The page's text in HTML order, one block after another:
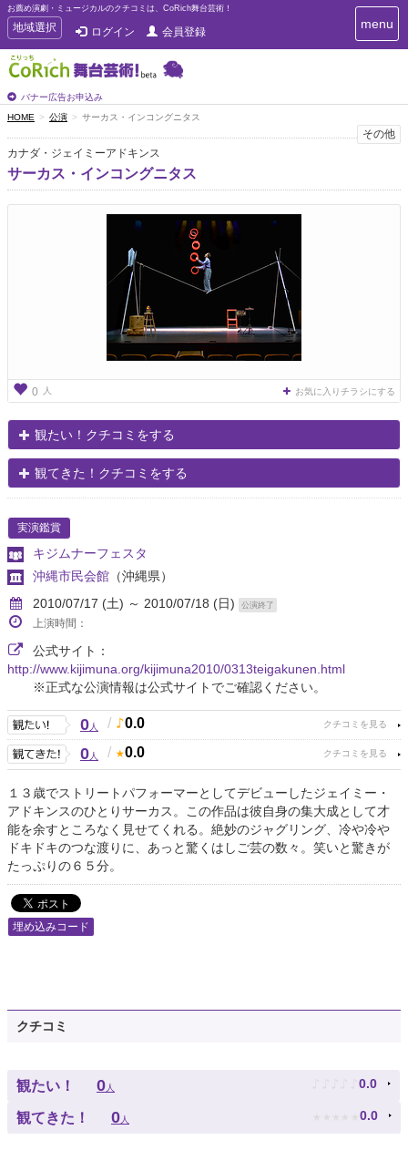
お薦め演劇・ミュージカルのクチコミは、CoRich舞台芸術！
T
o
g
g
e
n
a
v
i
g
地域選択 ログイン 会員登録
バナー広告お申込み
T
o
n
i
g
menu
HOME 公演 サーカス・インコングニタス
その他
カナダ・ジェイミーアドキンス
サーカス・インコングニタス
0 人 お気に入りチラシにする
観たい！クチコミをする
観てきた！クチコミをする
実演鑑賞
キジムナーフェスタ
沖縄市民会館 （沖縄県）
2010/07/17 (土) ～ 2010/07/18 (日)
公演終了
上演時間：
公式サイト：
http://www.kijimuna.org/kijimuna2010/0313teigakunen.html
※正式な公演情報は公式サイトでご確認ください。
0人 / 0.0
0人 / 0.0
１３歳でストリートパフォーマーとしてデビューしたジェイミー・
アドキンスのひとりサーカス。この作品は彼自身の集大成として才
能を余すところなく見せてくれる。絶妙のジャグリング、冷や冷や
ドキドキのつな渡りに、あっと驚くはしご芸の数々。笑いと驚きが
たっぷりの６５分。
埋め込みコード
クチコミ
観たい！ 0人 ♪ ♪ ♪ ♪ ♪ 0.0
観てきた！ 0人 ★ ★ ★ ★ ★ 0.0